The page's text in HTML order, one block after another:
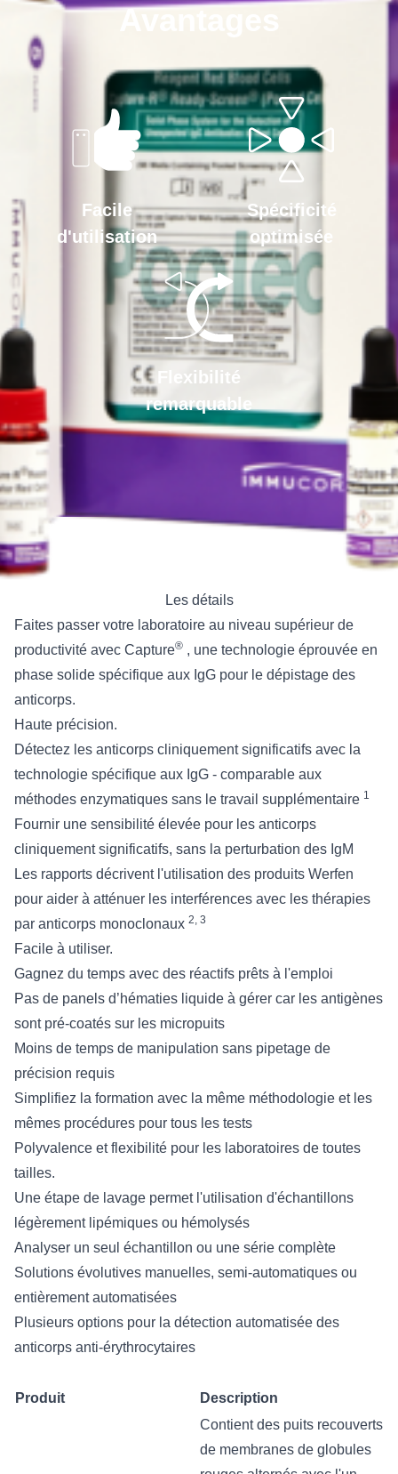
Avantages
Facile
d'utilisation
Spécificité
optimisée
Flexibilité
remarquable
Les détails
Faites passer votre laboratoire au niveau supérieur de
productivité avec Capture® , une technologie éprouvée en
phase solide spécifique aux IgG pour le dépistage des
anticorps.
Haute précision.
Détectez les anticorps cliniquement significatifs avec la
technologie spécifique aux IgG - comparable aux
méthodes enzymatiques sans le travail supplémentaire 1
Fournir une sensibilité élevée pour les anticorps
cliniquement significatifs, sans la perturbation des IgM
Les rapports décrivent l'utilisation des produits Werfen
pour aider à atténuer les interférences avec les thérapies
par anticorps monoclonaux 2, 3
Facile à utiliser.
Gagnez du temps avec des réactifs prêts à l'emploi
Pas de panels d’hématies liquide à gérer car les antigènes
sont pré-coatés sur les micropuits
Moins de temps de manipulation sans pipetage de
précision requis
Simplifiez la formation avec la même méthodologie et les
mêmes procédures pour tous les tests
Polyvalence et flexibilité pour les laboratoires de toutes
tailles.
Une étape de lavage permet l'utilisation d'échantillons
légèrement lipémiques ou hémolysés
Analyser un seul échantillon ou une série complète
Solutions évolutives manuelles, semi-automatiques ou
entièrement automatisées
Plusieurs options pour la détection automatisée des
anticorps anti-érythrocytaires
Produit
Description
Contient des puits recouverts
de membranes de globules